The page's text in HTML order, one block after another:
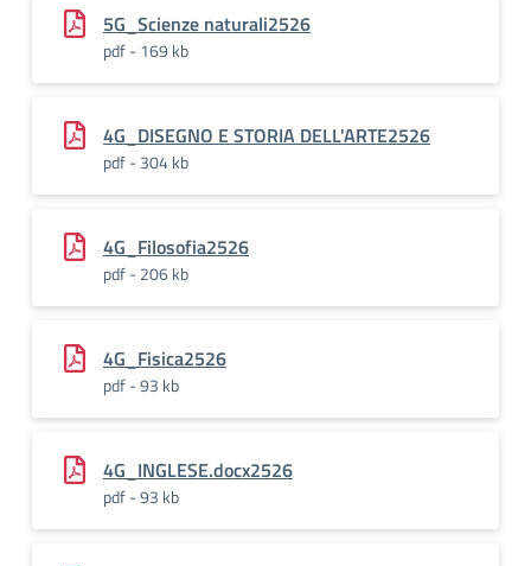
5G_Scienze naturali2526
pdf - 169 kb
4G_DISEGNO E STORIA DELL'ARTE2526
pdf - 304 kb
4G_Filosofia2526
pdf - 206 kb
4G_Fisica2526
pdf - 93 kb
4G_INGLESE.docx2526
pdf - 93 kb